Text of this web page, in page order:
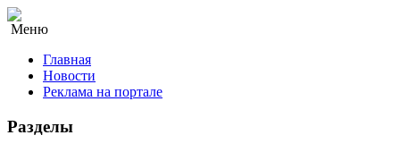
Меню
Главная
Новости
Реклама на портале
Разделы